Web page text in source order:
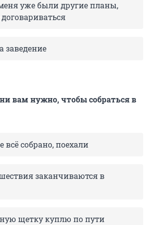
уже были другие планы,
заведение
вам нужно, чтобы собраться в
всё собрано, поехали
заканчиваются в
щетку куплю по пути